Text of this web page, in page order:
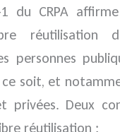
1 du CRPA
réutilisation
personnes
soit, et
privées. Deux
réutilisation :